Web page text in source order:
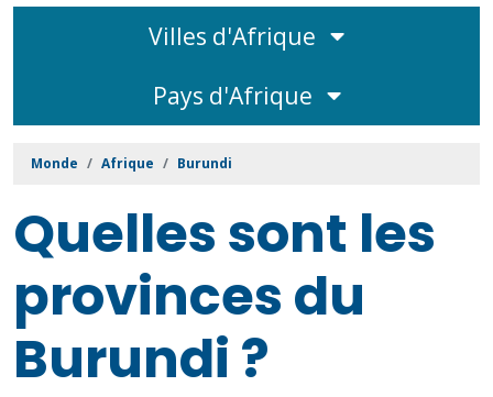
Villes d'Afrique
Pays d'Afrique
Monde Afrique Burundi
Quelles sont les
provinces du
Burundi ?